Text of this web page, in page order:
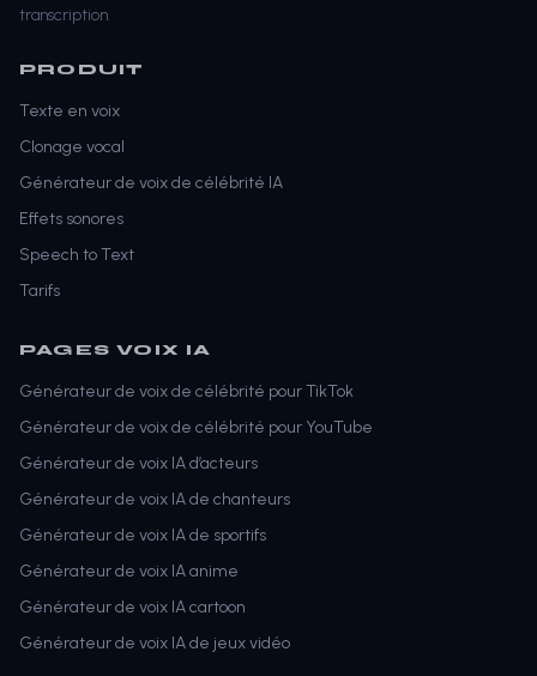
transcription.
PRODUIT
Texte en voix
Clonage vocal
Générateur de voix de célébrité IA
Effets sonores
Speech to Text
Tarifs
PAGES VOIX IA
Générateur de voix de célébrité pour TikTok
Générateur de voix de célébrité pour YouTube
Générateur de voix IA d’acteurs
Générateur de voix IA de chanteurs
Générateur de voix IA de sportifs
Générateur de voix IA anime
Générateur de voix IA cartoon
Générateur de voix IA de jeux vidéo